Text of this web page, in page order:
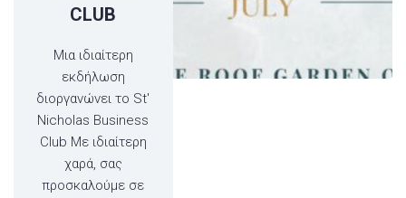
CLUB
Μια ιδιαίτερη
εκδήλωση
διοργανώνει το St'
Nicholas Business
Club Με ιδιαίτερη
χαρά, σας
προσκαλούμε σε